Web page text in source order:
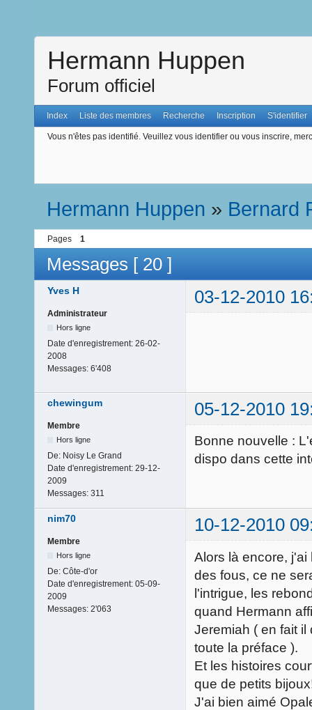
Hermann Huppen
Forum officiel
Index Liste des membres Recherche Inscription S'identifier
Vous n'êtes pas identifié. Veuillez vous identifier ou vous inscrire,
Hermann Huppen » Bernard
Pages 1
Messages [ 20 ]
Yves H 03-12-2010
Administrateur
Hors ligne
Date d'enregistrement: 26-02-
2008
Messages: 6'408
chewingum 05-12-2010
Membre
Hors ligne
De: Noisy Le Grand
Date d'enregistrement: 29-12-
2009
Messages: 311
Bonne nouvelle :
dispo dans cette
nim70 10-12-2010
Membre
Hors ligne
De: Côte-d'or
Date d'enregistrement: 05-09-
2009
Messages: 2'063
Alors là encore,
des fous, ce ne
l'intrigue, les
quand Hermann
Jeremiah ( en fait
toute la préface ).
Et les histoires
que de petits
J'ai bien aimé